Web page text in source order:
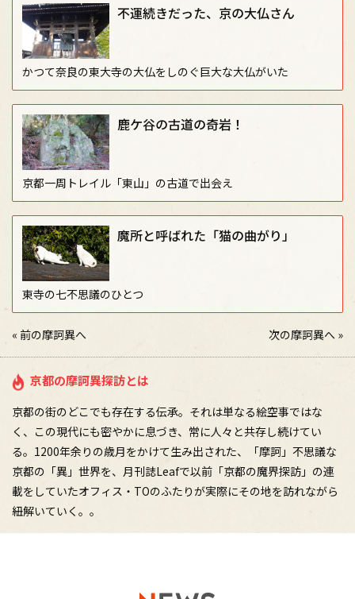
不運続きだった、京の大仏さん
かつて奈良の東大寺の大仏をしのぐ巨大な大仏がいた
鹿ケ谷の古道の奇岩！
京都一周トレイル「東山」の古道で出会え
魔所と呼ばれた「猫の曲がり」
東寺の七不思議のひとつ
« 前の摩訶異へ 次の摩訶異へ »
京都の摩訶異探訪とは
京都の街のどこでも存在する伝承。それは単なる絵空事ではな
く、この現代にも密やかに息づき、常に人々と共存し続けてい
る。1200年余りの歳月をかけて生み出された、「摩訶」不思議な
京都の「異」世界を、月刊誌Leafで以前「京都の魔界探訪」の連
載をしていたオフィス・TOのふたりが実際にその地を訪れながら
紐解いていく。。